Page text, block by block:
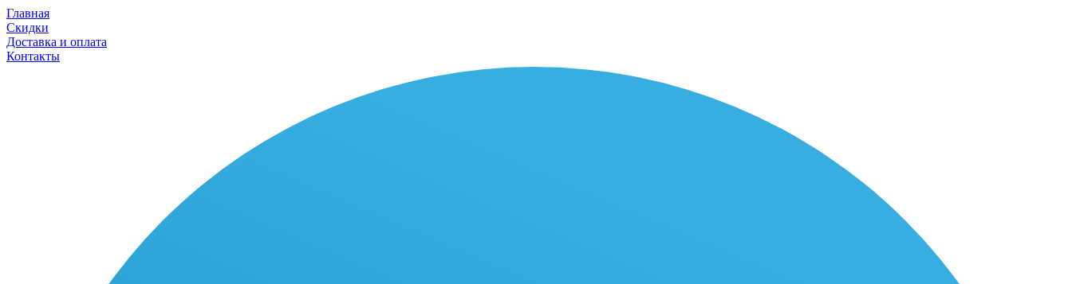
Главная
Скидки
Доставка и оплата
Контакты